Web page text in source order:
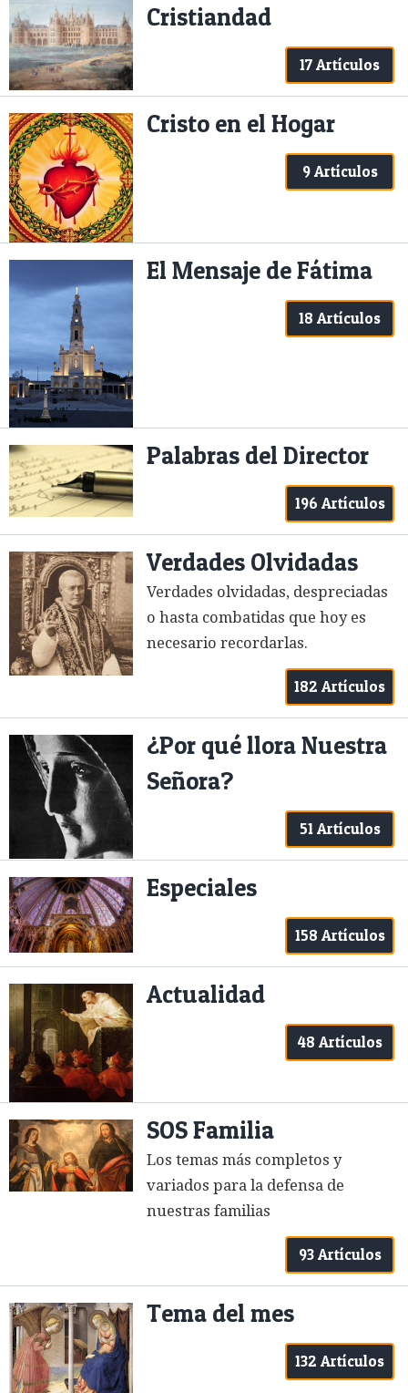
Cristiandad
17 Artículos
Cristo en el Hogar
9 Artículos
El Mensaje de Fátima
18 Artículos
Palabras del Director
196 Artículos
Verdades Olvidadas
Verdades olvidadas, despreciadas
o hasta combatidas que hoy es
necesario recordarlas.
182 Artículos
¿Por qué llora Nuestra
Señora?
51 Artículos
Especiales
158 Artículos
Actualidad
48 Artículos
SOS Familia
Los temas más completos y
variados para la defensa de
nuestras familias
93 Artículos
Tema del mes
132 Artículos